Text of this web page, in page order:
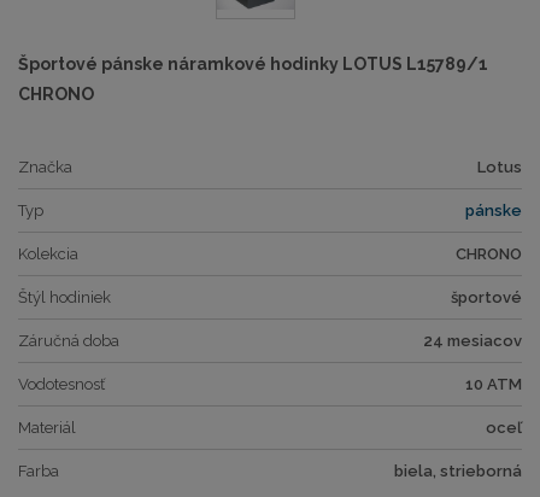
Športové pánske náramkové hodinky LOTUS L15789/1
CHRONO
Značka Lotus
Typ pánske
Kolekcia CHRONO
Štýl hodiniek športové
Záručná doba 24 mesiacov
Vodotesnosť 10 ATM
Materiál oceľ
Farba biela, strieborná